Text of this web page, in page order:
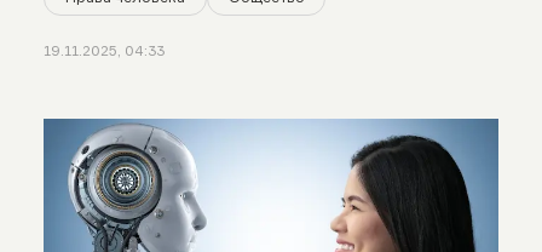
19.11.2025, 04:33